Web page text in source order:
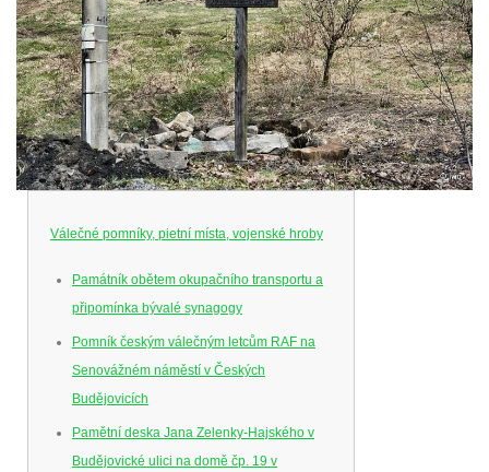
Válečné pomníky, pietní místa, vojenské hroby
Památník obětem okupačního transportu a
připomínka bývalé synagogy
Pomník českým válečným letcům RAF na
Senovážném náměstí v Českých
Budějovicích
Pamětní deska Jana Zelenky-Hajského v
Budějovické ulici na domě čp. 19 v